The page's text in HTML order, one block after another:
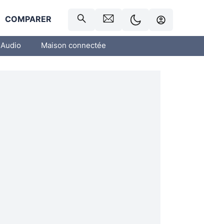
COMPARER
Audio Maison connectée